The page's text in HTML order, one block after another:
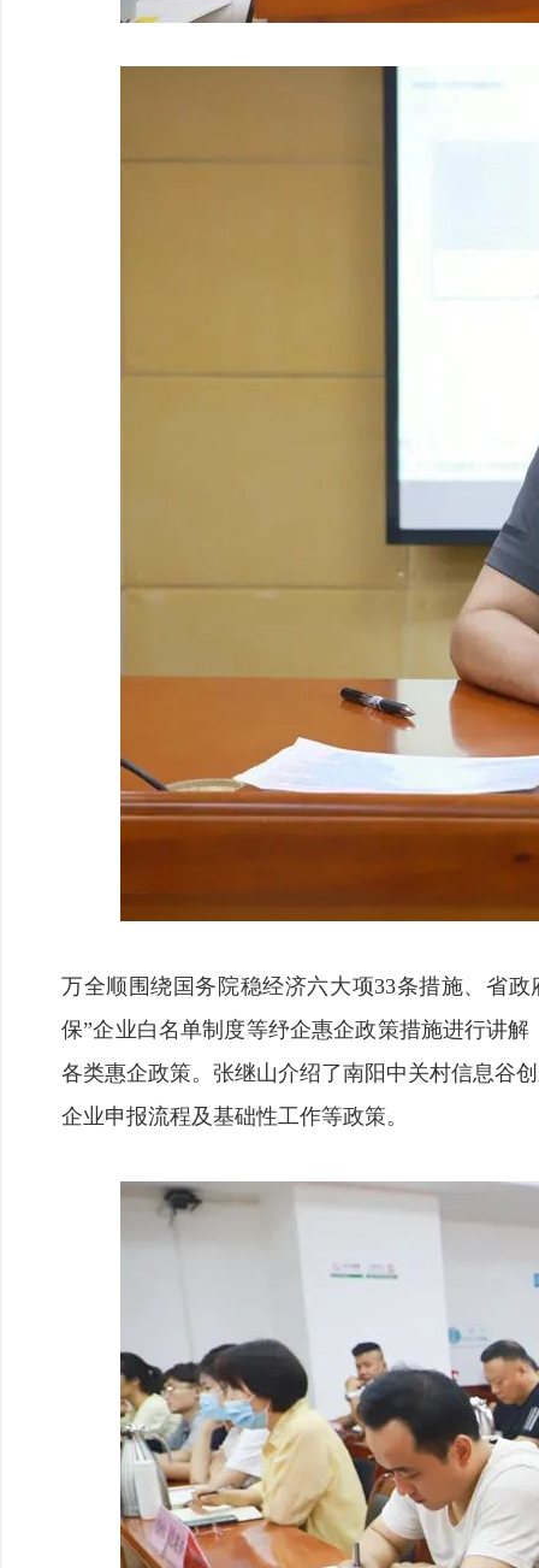
万全顺围绕国务院稳经济六大项33条措施、省
保”企业白名单制度等纾企惠企政策措施进行讲
各类惠企政策。张继山介绍了南阳中关村信息谷
企业申报流程及基础性工作等政策。